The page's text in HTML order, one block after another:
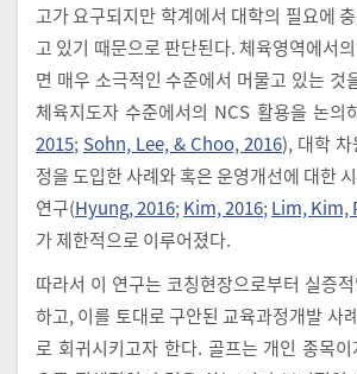
고가 요구되지만 학계에서 대학의 필요에
고 있기 때문으로 판단된다. 체육영역에서
면 매우 소극적인 수준에서 머물고 있는 것
체육지도자 수준에서의 NCS 활용을 논의
2015; Sohn, Lee, & Choo, 2016), 대학
정을 도입한 사례와 혹은 운영개선에 대한
연구(Hyung, 2016; Kim, 2016; Lim, Kim,
가 제한적으로 이루어졌다.
따라서 이 연구는 코칭현장으로부터 실증
하고, 이를 토대로 구안된 교육과정개발 사
로 회귀시키고자 한다. 골프는 개인 종목